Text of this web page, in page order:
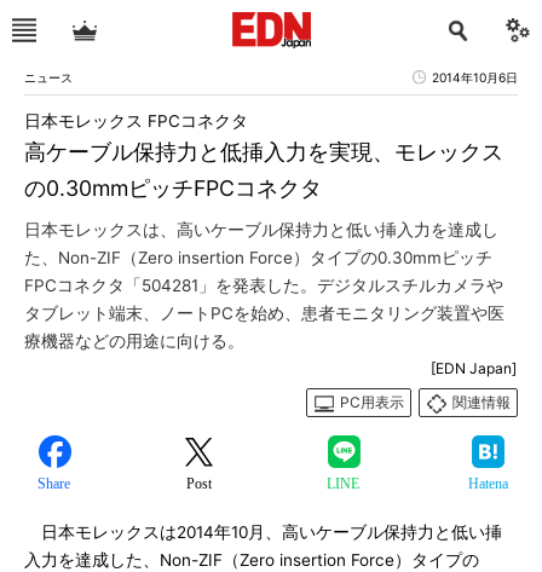
ニュース 2014年10月6日
高ケーブル保持力と低挿入力を実現、モレックス
の0.30mmピッチFPCコネクタ
日本モレックス FPCコネクタ
日本モレックスは、高いケーブル保持力と低い挿入力を達成し
た、Non-ZIF（Zero insertion Force）タイプの0.30mmピッチ
FPCコネクタ「504281」を発表した。デジタルスチルカメラや
タブレット端末、ノートPCを始め、患者モニタリング装置や医
療機器などの用途に向ける。
[EDN Japan]
PC用表示
関連情報
Share Post LINE Hatena
日本モレックスは2014年10月、高いケーブル保持力と低い挿
入力を達成した、Non-ZIF（Zero insertion Force）タイプの